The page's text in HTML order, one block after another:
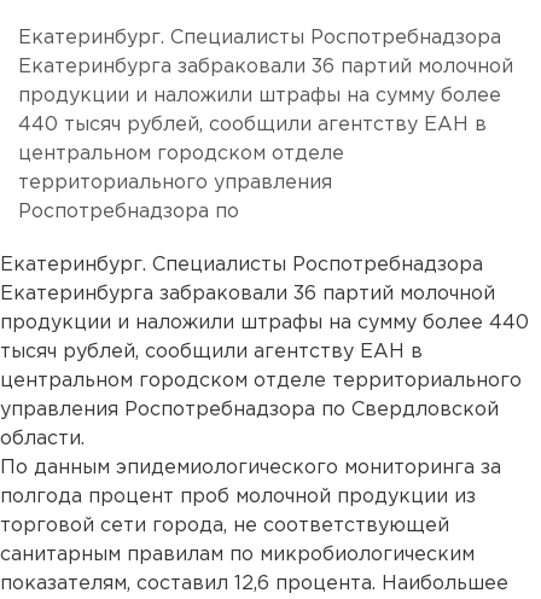
Екатеринбург. Специалисты Роспотребнадзора
Екатеринбурга забраковали 36 партий молочной
продукции и наложили штрафы на сумму более
440 тысяч рублей, сообщили агентству ЕАН в
центральном городском отделе
территориального управления
Роспотребнадзора по
Екатеринбург. Специалисты Роспотребнадзора
Екатеринбурга забраковали 36 партий молочной
продукции и наложили штрафы на сумму более 440
тысяч рублей, сообщили агентству ЕАН в
центральном городском отделе территориального
управления Роспотребнадзора по Свердловской
области.
По данным эпидемиологического мониторинга за
полгода процент проб молочной продукции из
торговой сети города, не соответствующей
санитарным правилам по микробиологическим
показателям, составил 12,6 процента. Наибольшее